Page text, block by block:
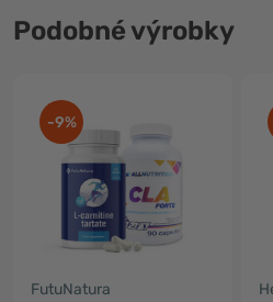
Podobné výrobky
-9%
FutuNatura